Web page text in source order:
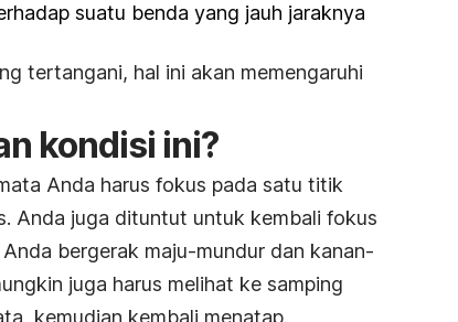
suatu benda yang jauh jaraknya
tertangani, hal ini akan memengaruhi
kondisi ini?
Anda harus fokus pada satu titik
Anda juga dituntut untuk kembali fokus
bergerak maju-mundur dan kanan-
juga harus melihat ke samping
kemudian kembali menatap.